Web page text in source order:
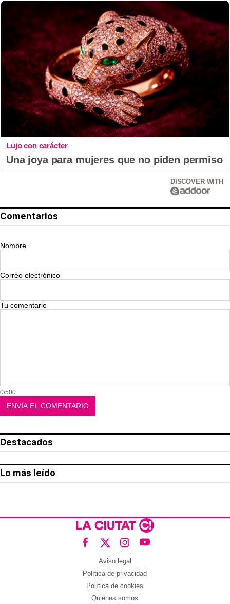
Lujo con carácter
Una joya para mujeres que no piden permiso
DISCOVER WITH
Comentarios
Nombre
Correo electrónico
Tu comentario
0/500
Destacados
Lo más leído
Aviso legal
Política de privacidad
Política de cookies
Quiénes somos